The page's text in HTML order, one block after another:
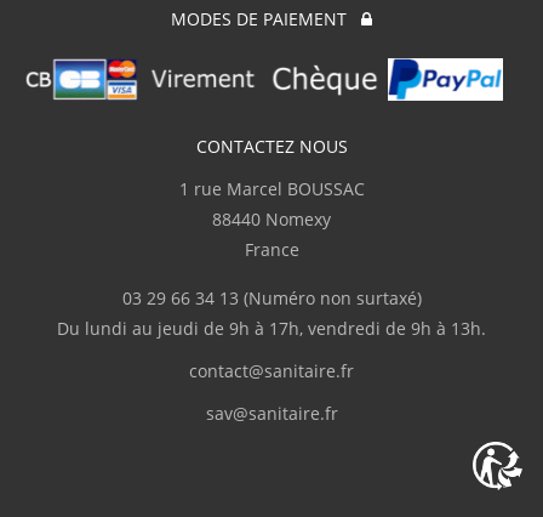
MODES DE PAIEMENT
CONTACTEZ NOUS
1 rue Marcel BOUSSAC
88440 Nomexy
France
03 29 66 34 13 (Numéro non surtaxé)
Du lundi au jeudi de 9h à 17h, vendredi de 9h à 13h.
contact@sanitaire.fr
sav@sanitaire.fr